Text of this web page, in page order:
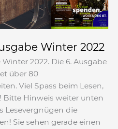
Winter 2022
2022. Die 6. Ausgabe
über 80
Viel Spass beim Lesen,
Bitte Hinweis weiter unten
Lesevergnügen die
Sie sehen gerade einen